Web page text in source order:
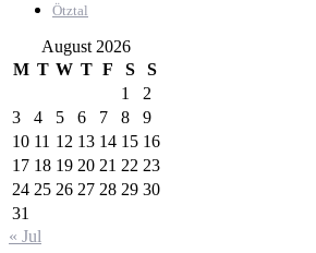
Ötztal
August 2026
M T W T F S
S
1
2
3
4 5 6 7 8
9
10 11 12 13 14 15 16
17 18 19 20 21 22 23
24 25 26 27 28 29 30
31
« Jul